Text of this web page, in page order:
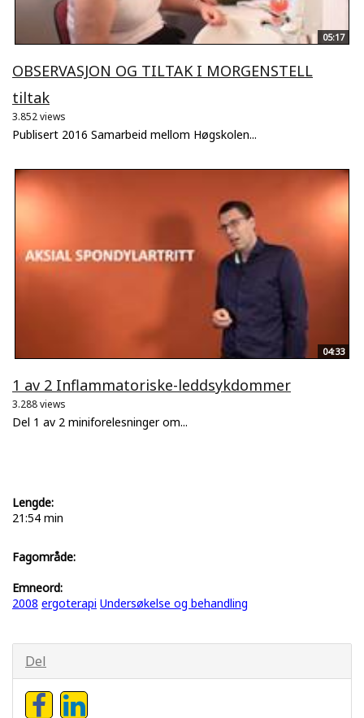
05:17
OBSERVASJON OG TILTAK I MORGENSTELL
tiltak
3.852 views
Publisert 2016 Samarbeid mellom Høgskolen...
04:33
1 av 2 Inflammatoriske-leddsykdommer
3.288 views
Del 1 av 2 miniforelesninger om...
Lengde:
21:54 min
Fagområde:
Emneord:
2008 ergoterapi Undersøkelse og behandling
Del